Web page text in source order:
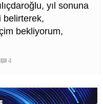
yıl sonuna
belirterek,
bekliyorum,
4